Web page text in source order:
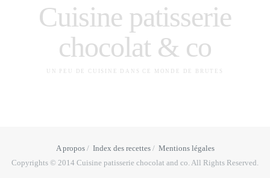
Cuisine patisserie
chocolat & co
UN PEU DE CUISINE DANS CE MONDE DE BRUTES
A propos Index des recettes
Mentions légales
Copyrights © 2014 Cuisine patisserie chocolat and co. All Rights Reserved.